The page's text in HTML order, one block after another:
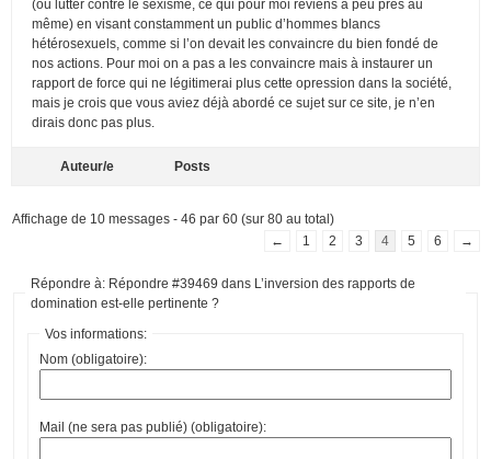
(ou lutter contre le sexisme, ce qui pour moi reviens à peu près au
même) en visant constamment un public d’hommes blancs
hétérosexuels, comme si l’on devait les convaincre du bien fondé de
nos actions. Pour moi on a pas a les convaincre mais à instaurer un
rapport de force qui ne légitimerai plus cette opression dans la société,
mais je crois que vous aviez déjà abordé ce sujet sur ce site, je n’en
dirais donc pas plus.
Auteur/e Posts
Affichage de 10 messages - 46 par 60 (sur 80 au total)
←
1 2 3 4 5 6 →
Répondre à: Répondre #39469 dans L’inversion des rapports de
domination est-elle pertinente ?
Vos informations:
Nom (obligatoire):
Mail (ne sera pas publié) (obligatoire):